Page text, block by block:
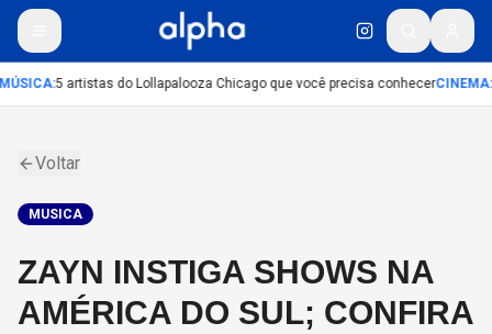
:5 artistas do Lollapalooza Chicago que você precisa conhecerCINEMA:
Voltar
MUSICA
ZAYN INSTIGA SHOWS NA
AMÉRICA DO SUL; CONFIRA